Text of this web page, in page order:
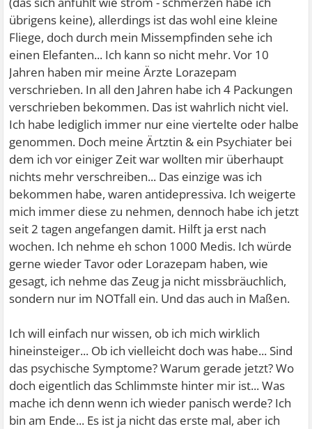
übrigens keine), allerdings ist das wohl eine kleine
Fliege, doch durch mein Missempfinden sehe ich
einen Elefanten... Ich kann so nicht mehr. Vor 10
Jahren haben mir meine Ärzte Lorazepam
verschrieben. In all den Jahren habe ich 4 Packungen
verschrieben bekommen. Das ist wahrlich nicht viel.
Ich habe lediglich immer nur eine viertelte oder halbe
genommen. Doch meine Ärtztin & ein Psychiater bei
dem ich vor einiger Zeit war wollten mir überhaupt
nichts mehr verschreiben... Das einzige was ich
bekommen habe, waren antidepressiva. Ich weigerte
mich immer diese zu nehmen, dennoch habe ich jetzt
seit 2 tagen angefangen damit. Hilft ja erst nach
wochen. Ich nehme eh schon 1000 Medis. Ich würde
gerne wieder Tavor oder Lorazepam haben, wie
gesagt, ich nehme das Zeug ja nicht missbräuchlich,
sondern nur im NOTfall ein. Und das auch in Maßen.
Ich will einfach nur wissen, ob ich mich wirklich
hineinsteiger... Ob ich vielleicht doch was habe... Sind
das psychische Symptome? Warum gerade jetzt? Wo
doch eigentlich das Schlimmste hinter mir ist... Was
mache ich denn wenn ich wieder panisch werde? Ich
bin am Ende... Es ist ja nicht das erste mal, aber ich